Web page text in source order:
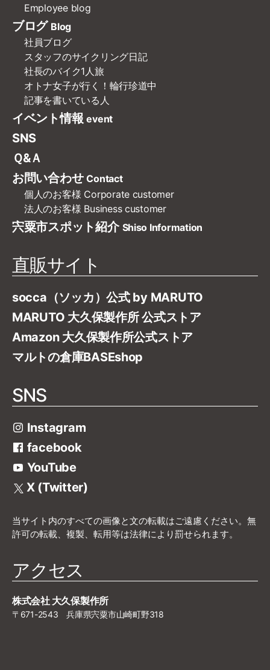
Employee blog
ブログ Blog
社員ブログ
スタッフのサイクリング日記
社長のバイク1人旅
オトナ女子が行く！輪行珍道中
記事を書いている人
イベント情報 event
SNS
Ｑ&Ａ
お問い合わせ Contact
個人のお客様 Corporate customer
法人のお客様 Business customer
宍粟市スポット紹介 Shiso Information
直販サイト
socca（ソッカ）公式 by MARUTO
MARUTO 大久保製作所 公式ストア
Amazon 大久保製作所公式ストア
マルトの倉庫BASEshop
SNS
Instagram
facebook
YouTube
X (Twitter)
当サイト内のすべての画像と文の転載はご遠慮ください。無
許可の転載、複製、転用等は法律により罰せられます。
アクセス
株式会社 大久保製作所
〒671-2543 兵庫県宍粟市山崎町野318